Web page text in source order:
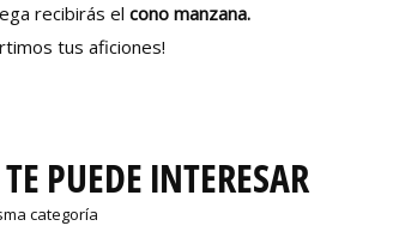
recibirás el cono manzana.
tus aficiones!
PUEDE INTERESAR
categoría